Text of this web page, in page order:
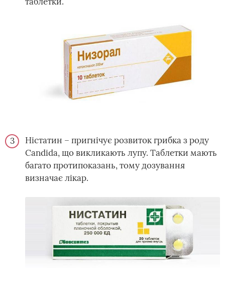
Ністатин – пригнічує розвиток грибка з роду
Candida, що викликають лупу. Таблетки мають
багато протипоказань, тому дозування
визначає лікар.